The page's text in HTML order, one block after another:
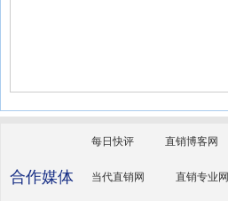
合作媒体
每日快评 直销博客网
当代直销网 直销专业网